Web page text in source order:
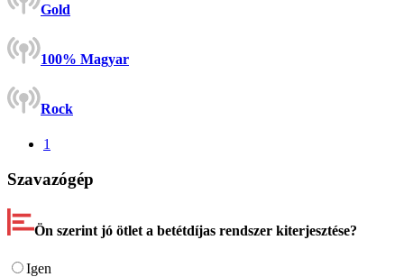
Gold
100% Magyar
Rock
1
Szavazógép
Ön szerint jó ötlet a betétdíjas rendszer kiterjesztése?
Igen